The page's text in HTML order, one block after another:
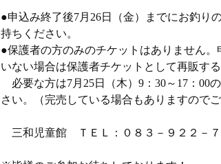
●申込み終了後7月26日（金）までにお釣り
持ちください。
●保護者の方のみのチケットはありません
いない場合は保護者チケットとして再販す
必要な方は7月25日（木）9：30～17：00
さい。（完売している場合もありますので
三和児童館 ＴＥＬ：０８３－９２２－７